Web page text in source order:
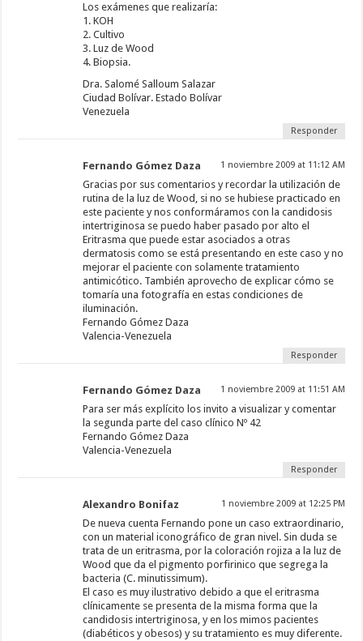
Los exámenes que realizaría:
1. KOH
2. Cultivo
3. Luz de Wood
4. Biopsia.
Dra. Salomé Salloum Salazar
Ciudad Bolívar. Estado Bolívar
Venezuela
Responder
Fernando Gómez Daza 1 noviembre 2009 at 11:12 AM
Gracias por sus comentarios y recordar la utilización de
rutina de la luz de Wood, si no se hubiese practicado en
este paciente y nos conformáramos con la candidosis
intertriginosa se puedo haber pasado por alto el
Eritrasma que puede estar asociados a otras
dermatosis como se está presentando en este caso y no
mejorar el paciente con solamente tratamiento
antimicótico. También aprovecho de explicar cómo se
tomaría una fotografía en estas condiciones de
iluminación.
Fernando Gómez Daza
Valencia-Venezuela
Responder
Fernando Gómez Daza 1 noviembre 2009 at 11:51 AM
Para ser más explícito los invito a visualizar y comentar
la segunda parte del caso clínico Nº 42
Fernando Gómez Daza
Valencia-Venezuela
Responder
Alexandro Bonifaz 1 noviembre 2009 at 12:25 PM
De nueva cuenta Fernando pone un caso extraordinario,
con un material iconográfico de gran nivel. Sin duda se
trata de un eritrasma, por la coloración rojiza a la luz de
Wood que da el pigmento porfirinico que segrega la
bacteria (C. minutissimum).
El caso es muy ilustrativo debido a que el eritrasma
clínicamente se presenta de la misma forma que la
candidosis intertriginosa, y en los mimos pacientes
(diabéticos y obesos) y su tratamiento es muy diferente.